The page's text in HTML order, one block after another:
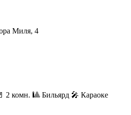
Миля, 4
2 комн. 🎱 Бильярд 🎤 Караоке